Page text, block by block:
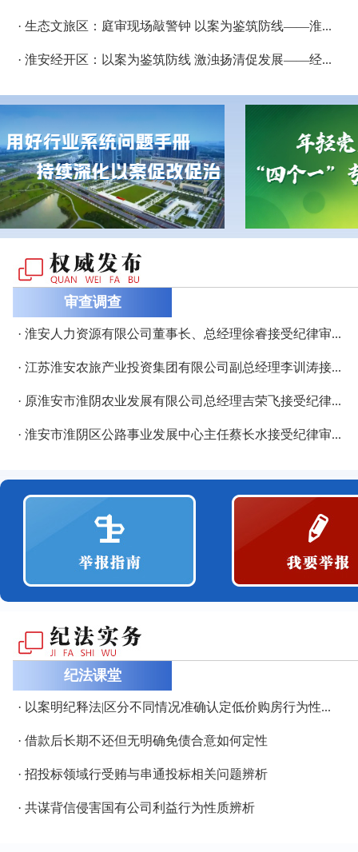
· 生态文旅区：庭审现场敲警钟 以案为鉴筑防线——淮...
· 淮安经开区：以案为鉴筑防线 激浊扬清促发展——经...
审查调查
· 淮安人力资源有限公司董事长、总经理徐睿接受纪律审...
· 江苏淮安农旅产业投资集团有限公司副总经理李训涛接...
· 原淮安市淮阴农业发展有限公司总经理吉荣飞接受纪律...
· 淮安市淮阴区公路事业发展中心主任蔡长水接受纪律审...
纪法课堂
· 以案明纪释法|区分不同情况准确认定低价购房行为性...
· 借款后长期不还但无明确免债合意如何定性
· 招投标领域行受贿与串通投标相关问题辨析
· 共谋背信侵害国有公司利益行为性质辨析